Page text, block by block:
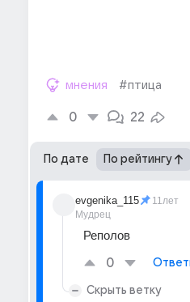
мнения #птица
0 22
По дате По рейтингу
evgenika_115
Мудрец
11лет
Реполов
0
Скрыть ветку